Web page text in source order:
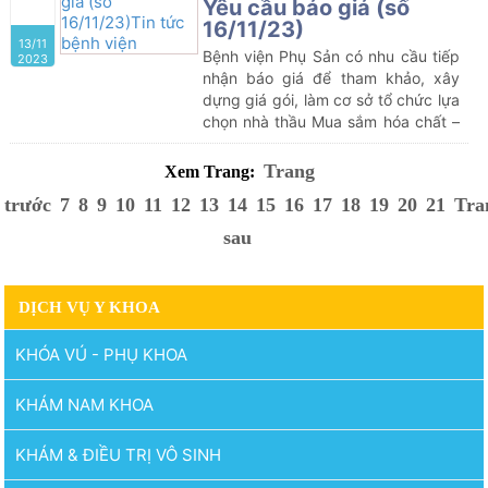
13/11
2023
Yêu cầu báo giá (số
16/11/23)
Bệnh viện Phụ Sản có nhu cầu tiếp
nhận báo giá để tham khảo, xây
dựng giá gói, làm cơ sở tổ chức lựa
chọn nhà thầu Mua sắm hóa chất –
vật tư y tế của Bệnh viện Phụ Sản
Xem Trang: Trang
trước 7 8 9 10 11 12 13 14 15 16 17 18 19 20 21
sau
DỊCH VỤ Y KHOA
KHÓA VÚ - PHỤ KHOA
KHÁM NAM KHOA
KHÁM & ĐIỀU TRỊ VÔ SINH